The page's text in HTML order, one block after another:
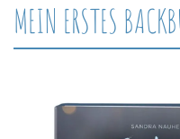
MEIN ERSTES